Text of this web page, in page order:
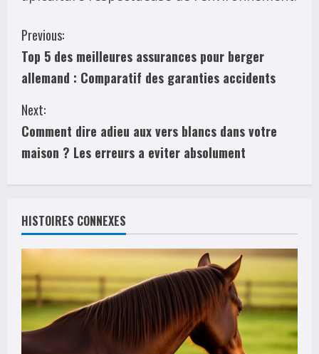
C
o
n
t
i
n
u
e
R
e
a
Previous:
Top 5 des meilleures assurances pour berger
allemand : Comparatif des garanties accidents
Next:
Comment dire adieu aux vers blancs dans votre
maison ? Les erreurs a eviter absolument
HISTOIRES CONNEXES